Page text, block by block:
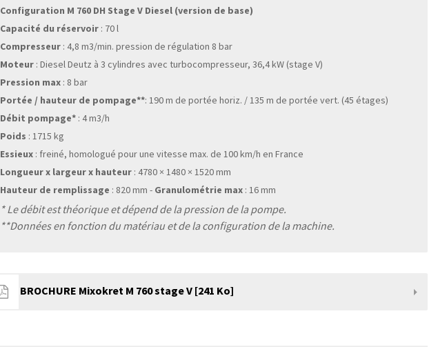
Configuration M 760 DH Stage V Diesel (version de base)
Capacité du réservoir : 70 l
Compresseur : 4,8 m3/min. pression de régulation 8 bar
Moteur : Diesel Deutz à 3 cylindres avec turbocompresseur, 36,4 kW (stage V)
Pression max : 8 bar
Portée / hauteur de pompage**: 190 m de portée horiz. / 135 m de portée vert. (45 étages)
Débit pompage* : 4 m3/h
Poids : 1715 kg
Essieux : freiné, homologué pour une vitesse max. de 100 km/h en France
Longueur x largeur x hauteur : 4780 × 1480 × 1520 mm
Hauteur de remplissage : 820 mm - Granulométrie max : 16 mm
* Le débit est théorique et dépend de la pression de la pompe.
**Données en fonction du matériau et de la configuration de la machine.
BROCHURE Mixokret M 760 stage V [241 Ko]